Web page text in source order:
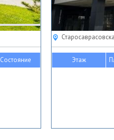
Состояние Этаж